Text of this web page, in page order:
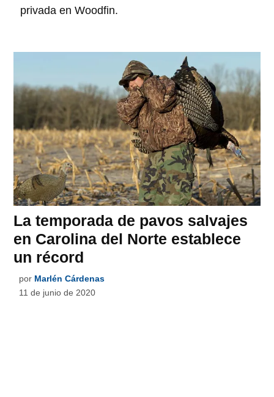
privada en Woodfin.
La temporada de pavos salvajes
en Carolina del Norte establece
un récord
por Marlén Cárdenas
11 de junio de 2020